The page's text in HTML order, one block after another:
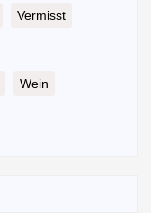
Vermisst
Wein